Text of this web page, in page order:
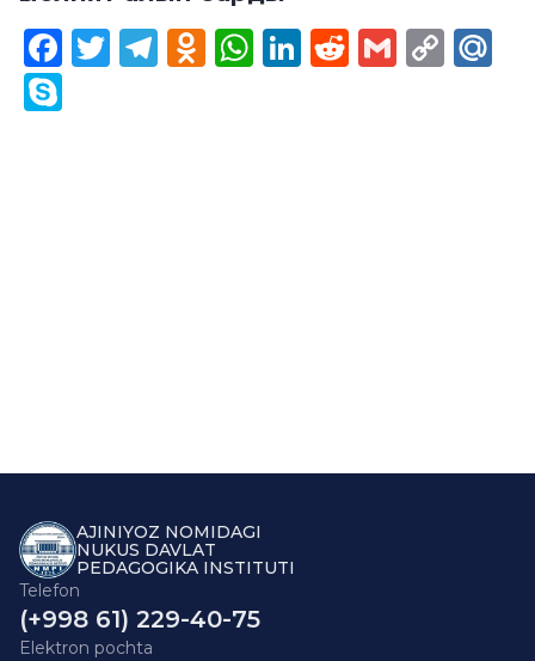
Facebook
Twitter
Telegram
Odnoklassniki
WhatsApp
LinkedIn
Reddit
Gmail
AJINIYOZ NOMIDAGI
NUKUS DAVLAT
PEDAGOGIKA INSTITUTI
Telefon
(+998 61) 229-40-75
Elektron pochta